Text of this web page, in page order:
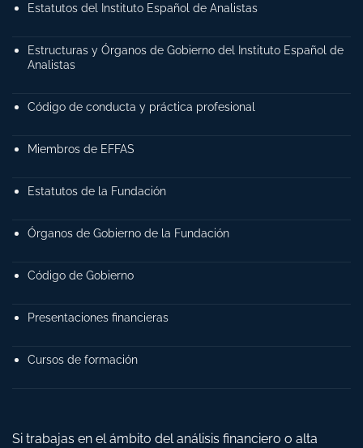
Estatutos del Instituto Español de Analistas
Estructuras y Órganos de Gobierno del Instituto Español de
Analistas
Código de conducta y práctica profesional
Miembros de EFFAS
Estatutos de la Fundación
Órganos de Gobierno de la Fundación
Código de Gobierno
Presentaciones financieras
Cursos de formación
Si trabajas en el ámbito del análisis financiero o alta